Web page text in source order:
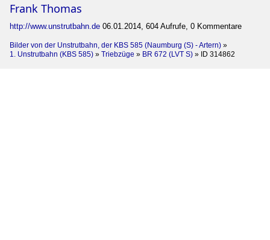
Frank Thomas
http://www.unstrutbahn.de 06.01.2014, 604 Aufrufe, 0 Kommentare
Bilder von der Unstrutbahn, der KBS 585 (Naumburg (S) - Artern) »
1. Unstrutbahn (KBS 585) » Triebzüge » BR 672 (LVT S) » ID 314862